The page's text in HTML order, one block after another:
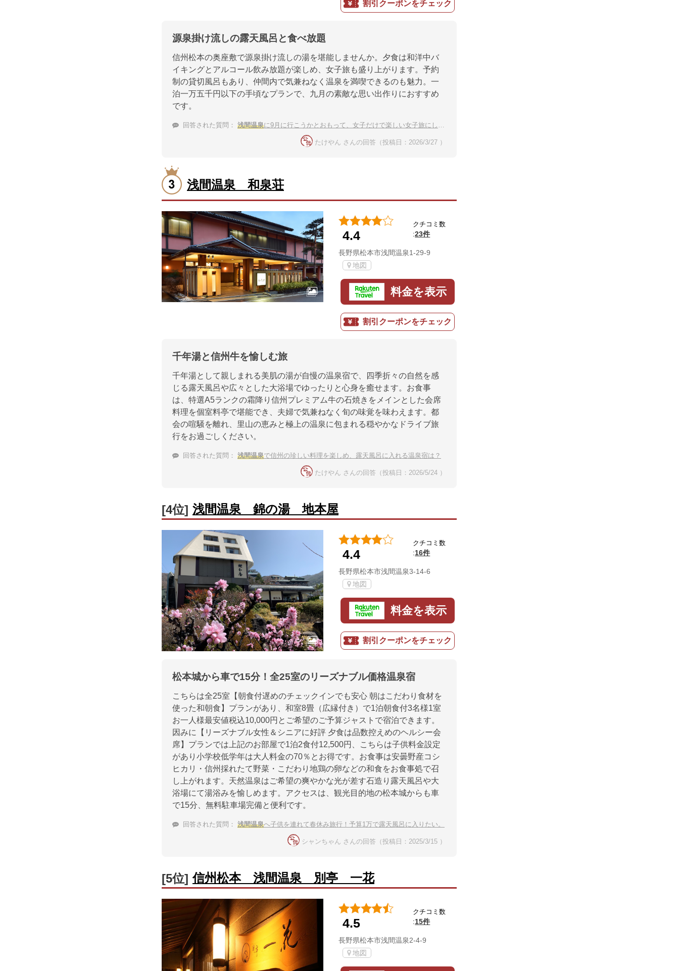
割引クーポンをチェック
源泉掛け流しの露天風呂と食べ放題
信州松本の奥座敷で源泉掛け流しの湯を堪能しませんか。夕食は和洋中バ
イキングとアルコール飲み放題が楽しめ、女子旅も盛り上がります。予約
制の貸切風呂もあり、仲間内で気兼ねなく温泉を満喫できるのも魅力。一
泊一万五千円以下の手頃なプランで、九月の素敵な思い出作りにおすすめ
です。
回答された質問： 浅間温泉に9月に行こうかとおもって、女子だけで楽しい女子旅にしたい。おすすめ教えて！
たけやん さんの回答（投稿日：2026/3/27 ）
浅間温泉 和泉荘
4.4
クチコミ数
:23件
長野県松本市浅間温泉1-29-9
地図
料金を表示
割引クーポンをチェック
千年湯と信州牛を愉しむ旅
千年湯として親しまれる美肌の湯が自慢の温泉宿で、四季折々の自然を感
じる露天風呂や広々とした大浴場でゆったりと心身を癒せます。お食事
は、特選A5ランクの霜降り信州プレミアム牛の石焼きをメインとした会席
料理を個室料亭で堪能でき、夫婦で気兼ねなく旬の味覚を味わえます。都
会の喧騒を離れ、里山の恵みと極上の温泉に包まれる穏やかなドライブ旅
行をお過ごしください。
回答された質問： 浅間温泉で信州の珍しい料理を楽しめ、露天風呂に入れる温泉宿は？
たけやん さんの回答（投稿日：2026/5/24 ）
[4位] 浅間温泉 錦の湯 地本屋
4.4
クチコミ数
:16件
長野県松本市浅間温泉3-14-6
地図
料金を表示
割引クーポンをチェック
松本城から車で15分！全25室のリーズナブル価格温泉宿
こちらは全25室【朝食付遅めのチェックインでも安心 朝はこだわり食材を
使った和朝食】プランがあり、和室8畳（広縁付き）で1泊朝食付3名様1室
お一人様最安値税込10,000円とご希望のご予算ジャストで宿泊できます。
因みに【リーズナブル女性＆シニアに好評 夕食は品数控えめのヘルシー会
席】プランでは上記のお部屋で1泊2食付12,500円、こちらは子供料金設定
があり小学校低学年は大人料金の70％とお得です。お食事は安曇野産コシ
ヒカリ・信州採れたて野菜・こだわり地鶏の卵などの和食をお食事処で召
し上がれます。天然温泉はご希望の爽やかな光が差す石造り露天風呂や大
浴場にて湯浴みを愉しめます。アクセスは、観光目的地の松本城からも車
で15分、無料駐車場完備と便利です。
回答された質問： 浅間温泉へ子供を連れて春休み旅行！予算1万で露天風呂に入りたい。
シャンちゃん さんの回答（投稿日：2025/3/15 ）
[5位] 信州松本 浅間温泉 別亭 一花
4.5
クチコミ数
:15件
長野県松本市浅間温泉2-4-9
地図